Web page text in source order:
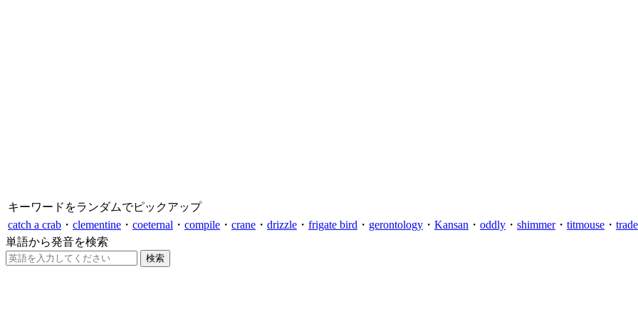
キーワードをランダムでピックアップ
catch a crab ・ clementine ・ coeternal ・ compile ・ crane ・ drizzle ・ frigate bird ・ gerontology ・ Kansan ・ oddly ・ shimmer・ titmouse ・
単語から発音を検索